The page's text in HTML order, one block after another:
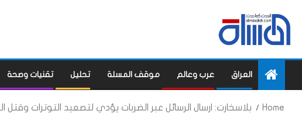
العراق عرب وعالم موقف المسلة تحليل تقنيات وصحة
Home بلاسخارت: ارسال الرسائل عبر الضربات يؤدي لتصعيد التوترات وقتل